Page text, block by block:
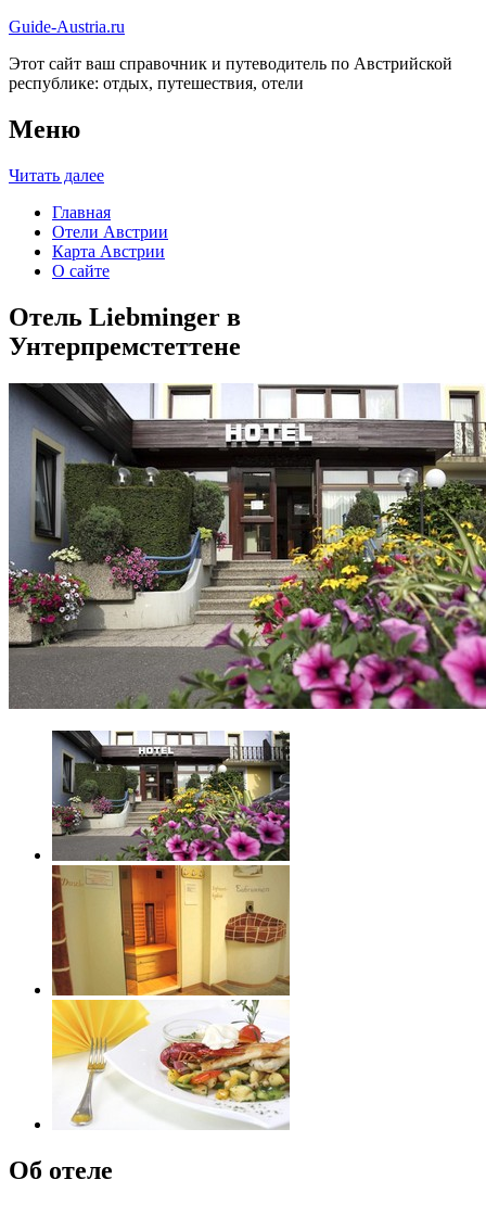
Guide-Austria.ru
Этот сайт ваш справочник и путеводитель по Австрийской
республике: отдых, путешествия, отели
Меню
Читать далее
Главная
Отели Австрии
Карта Австрии
О сайте
Отель Liebminger в
Унтерпремстеттене
Об отеле